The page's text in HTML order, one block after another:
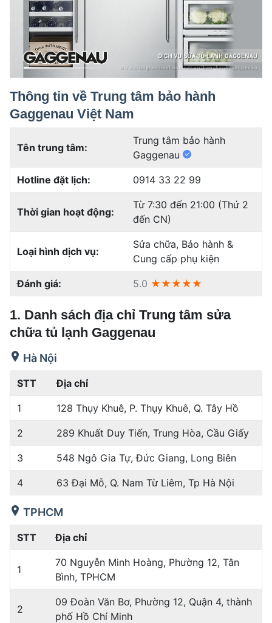
Thông tin về Trung tâm bảo hành
Gaggenau Việt Nam
Tên trung tâm:
Trung tâm bảo hành
Gaggenau
Hotline đặt lịch: 0914 33 22 99
Thời gian hoạt động:
Từ 7:30 đến 21:00 (Thứ 2
đến CN)
Loại hình dịch vụ:
Sửa chữa, Bảo hành &
Cung cấp phụ kiện
Đánh giá: 5.0 ★★★★★
1. Danh sách địa chỉ Trung tâm sửa
chữa tủ lạnh Gaggenau
Hà Nội
STT Địa chỉ
1 128 Thụy Khuê, P. Thụy Khuê, Q. Tây Hồ
2 289 Khuất Duy Tiến, Trung Hòa, Cầu Giấy
3 548 Ngô Gia Tự, Đức Giang, Long Biên
4 63 Đại Mỗ, Q. Nam Từ Liêm, Tp Hà Nội
TPHCM
STT Địa chỉ
1
70 Nguyễn Minh Hoàng, Phường 12, Tân
Bình, TPHCM
2
09 Đoàn Văn Bơ, Phường 12, Quận 4, thành
phố Hồ Chí Minh